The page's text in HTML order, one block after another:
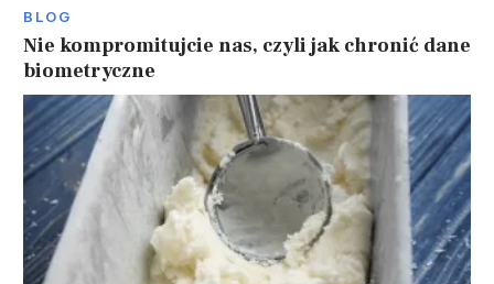
BLOG
Nie kompromitujcie nas, czyli jak chronić dane
biometryczne